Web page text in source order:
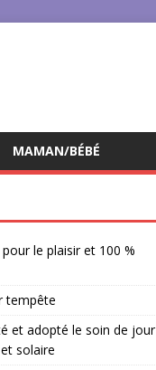
MAMAN/BÉBÉ
le plaisir et 100 %
tempête
et adopté le soin de jour
solaire